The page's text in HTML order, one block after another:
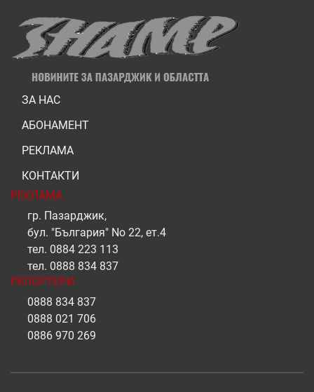
ЗА НАС
АБОНАМЕНТ
РЕКЛАМА
КОНТАКТИ
РЕКЛАМА
гр. Пазарджик,
бул. "България" No 22, ет.4
тел. 0884 223 113
тел. 0888 834 837
РЕПОРТЕРИ
0888 834 837
0888 021 706
0886 970 269